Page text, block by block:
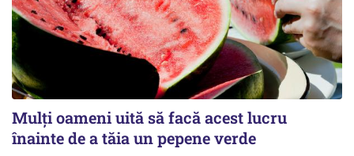
Mulți oameni uită să facă acest lucru
înainte de a tăia un pepene verde